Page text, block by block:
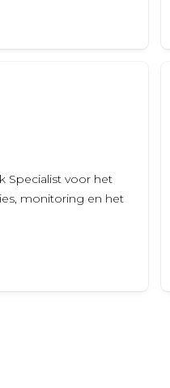
Specialist voor het
monitoring en het